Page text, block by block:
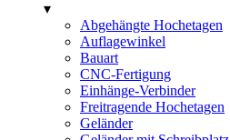
▾
Abgehängte Hochetagen
Auflagewinkel
Bauart
CNC-Fertigung
Einhänge-Verbinder
Freitragende Hochetagen
Geländer